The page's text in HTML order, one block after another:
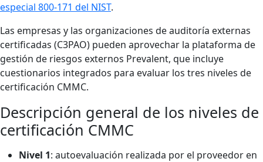
especial 800-171 del NIST.
Las empresas y las organizaciones de auditoría externas
certificadas (C3PAO) pueden aprovechar la plataforma de
gestión de riesgos externos Prevalent, que incluye
cuestionarios integrados para evaluar los tres niveles de
certificación CMMC.
Descripción general de los niveles de
certificación CMMC
Nivel 1: autoevaluación realizada por el proveedor en